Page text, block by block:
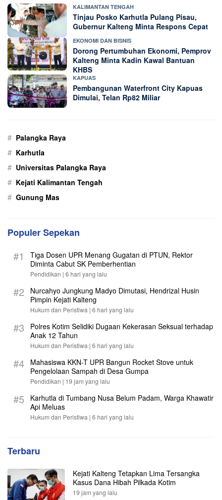
KALIMANTAN TENGAH
Tinjau Posko Karhutla Pulang Pisau,
Gubernur Kalteng Minta Respons Cepat
EKONOMI DAN BISNIS
Dorong Pertumbuhan Ekonomi, Pemprov
Kalteng Minta Kadin Kawal Bantuan
KHBS
KAPUAS
Pembangunan Waterfront City Kapuas
Dimulai, Telan Rp82 Miliar
# Palangka Raya
# Karhutla
# Universitas Palangka Raya
# Kejati Kalimantan Tengah
# Gunung Mas
Populer Sepekan
#1
Tiga Dosen UPR Menang Gugatan di PTUN, Rektor
Diminta Cabut SK Pemberhentian
Pendidikan | 6 hari yang lalu
#2
Nurcahyo Jungkung Madyo Dimutasi, Hendrizal Husin
Pimpin Kejati Kalteng
Hukum dan Peristiwa | 6 hari yang lalu
#3
Polres Kotim Selidiki Dugaan Kekerasan Seksual terhadap
Anak 12 Tahun
Hukum dan Peristiwa | 6 hari yang lalu
#4
Mahasiswa KKN-T UPR Bangun Rocket Stove untuk
Pengelolaan Sampah di Desa Gumpa
Pendidikan | 19 jam yang lalu
#5
Karhutla di Tumbang Nusa Belum Padam, Warga Khawatir
Api Meluas
Hukum dan Peristiwa | 6 hari yang lalu
Terbaru
Kejati Kalteng Tetapkan Lima Tersangka
Kasus Dana Hibah Pilkada Kotim
19 jam yang lalu